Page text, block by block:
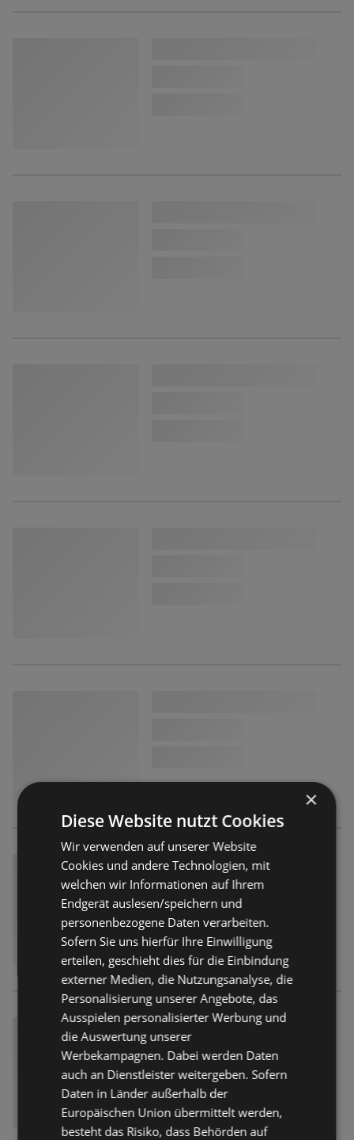
×
Diese Website nutzt Cookies
Wir verwenden auf unserer Website
Cookies und andere Technologien, mit
welchen wir Informationen auf Ihrem
Endgerät auslesen/speichern und
personenbezogene Daten verarbeiten.
Sofern Sie uns hierfür Ihre Einwilligung
erteilen, geschieht dies für die Einbindung
externer Medien, die Nutzungsanalyse, die
Personalisierung unserer Angebote, das
Ausspielen personalisierter Werbung und
die Auswertung unserer
Werbekampagnen. Dabei werden Daten
auch an Dienstleister weitergeben. Sofern
Daten in Länder außerhalb der
Europäischen Union übermittelt werden,
besteht das Risiko, dass Behörden auf